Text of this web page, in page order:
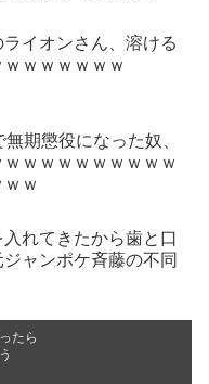
ライオンさん、溶ける
ｗｗｗｗｗｗ
無期懲役になった奴、
ｗｗｗｗｗｗｗｗｗ
ｗ
入れてきたから歯と口
ャンポケ斉藤の不同
たら